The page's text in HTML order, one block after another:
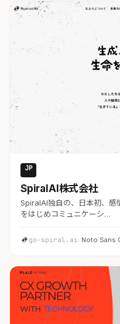
JP
SpiralAI株式会社
SpiralAI独自の、日本初、感
をはじめコミュニケーシ…
go-spiral.ai· Noto Sans